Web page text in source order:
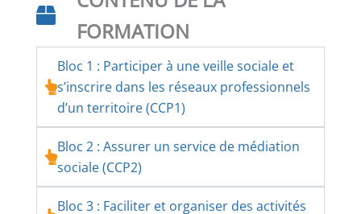
FORMATION
Bloc 1 : Participer à une veille sociale et
s’inscrire dans les réseaux professionnels
d’un territoire (CCP1)
Bloc 2 : Assurer un service de médiation
sociale (CCP2)
Bloc 3 : Faciliter et organiser des activités